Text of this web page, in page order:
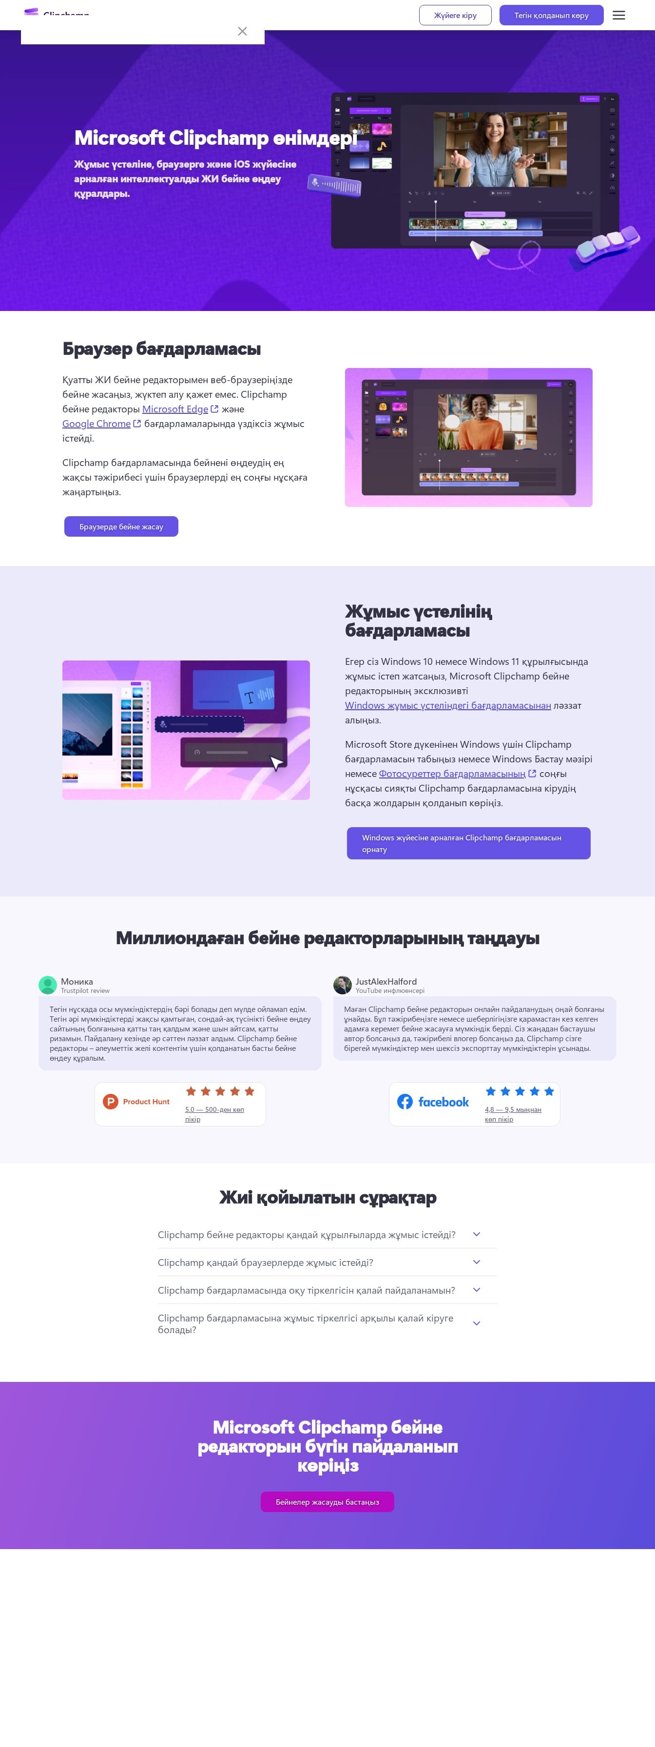
Жүйеге кіру
Тегін қолданып көру
Жүйеге кіру
Тегін қолданып көру
Microsoft Clipchamp өнімдері
Жұмыс үстеліне, браузерге және iOS жүйесіне
арналған интеллектуалды ЖИ бейне өңдеу
құралдары.
Браузер бағдарламасы
Қуатты ЖИ бейне редакторымен веб-браузеріңізде
бейне жасаңыз, жүктеп алу қажет емес. Clipchamp
бейне редакторы Microsoft Edge (opens in a new tab)
және
Google Chrome
(opens in a new tab)
бағдарламаларында үздіксіз жұмыс
істейді.
Clipchamp бағдарламасында бейнені өңдеудің ең
жақсы тәжірибесі үшін браузерлерді ең соңғы нұсқаға
жаңартыңыз.
Браузерде бейне жасау
Жұмыс үстелінің
бағдарламасы
Егер сіз Windows 10 немесе Windows 11 құрылғысында
жұмыс істеп жатсаңыз, Microsoft Clipchamp бейне
редакторының эксклюзивті
Windows жұмыс үстеліндегі бағдарламасынан ләззат
алыңыз.
Microsoft Store дүкенінен Windows үшін Clipchamp
бағдарламасын табыңыз немесе Windows Бастау мәзірі
немесе Фотосуреттер бағдарламасының (opens in a new tab)
соңғы
нұсқасы сияқты Clipchamp бағдарламасына кірудің
басқа жолдарын қолданып көріңіз.
Windows жүйесіне арналған Clipchamp бағдарламасын
орнату
Миллиондаған бейне редакторларының таңдауы
Моника
Trustpilot review
Тегін нұсқада осы мүмкіндіктердің бәрі болады деп мүлде ойламап едім.
Тегін әрі мүмкіндіктерді жақсы қамтыған, сондай-ақ түсінікті бейне өңдеу
сайтының болғанына қатты таң қалдым және шын айтсам, қатты
ризамын. Пайдалану кезінде әр сәттен ләззат алдым. Clipchamp бейне
редакторы – әлеуметтік желі контентім үшін қолданатын басты бейне
өңдеу құралым.
JustAlexHalford
YouTube инфлюенсері
Маған Clipchamp бейне редакторын онлайн пайдаланудың оңай болғаны
ұнайды. Бұл тәжірибеңізге немесе шеберлігіңізге қарамастан кез келген
адамға керемет бейне жасауға мүмкіндік берді. Сіз жаңадан бастаушы
автор болсаңыз да, тәжірибелі влогер болсаңыз да, Clipchamp сізге
бірегей мүмкіндіктер мен шексіз экспорттау мүмкіндіктерін ұсынады.
5.0 — 500-ден көп
пікір
4,8 — 9,5 мыңнан
көп пікір
Жиі қойылатын сұрақтар
Clipchamp бейне редакторы қандай құрылғыларда жұмыс істейді?
Clipchamp қандай браузерлерде жұмыс істейді?
Clipchamp бағдарламасында оқу тіркелгісін қалай пайдаланамын?
Clipchamp бағдарламасына жұмыс тіркелгісі арқылы қалай кіруге
болады?
Microsoft Clipchamp бейне
редакторын бүгін пайдаланып
көріңіз
Бейнелер жасауды бастаңыз